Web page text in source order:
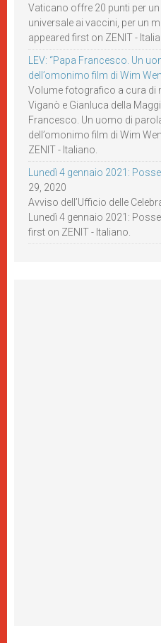
Vaticano offre 20 punti per
universale ai vaccini, per un
appeared first on ZENIT -
LEV: “Papa Francesco. Un
dell’omonimo film di Wim
Volume fotografico a cura di
Viganò e Gianluca della
Francesco. Un uomo di
dell’omonimo film di Wim
ZENIT - Italiano.
Lunedì 4 gennaio 2021:
29, 2020
Avviso dell’Ufficio delle
Lunedì 4 gennaio 2021:
first on ZENIT - Italiano.